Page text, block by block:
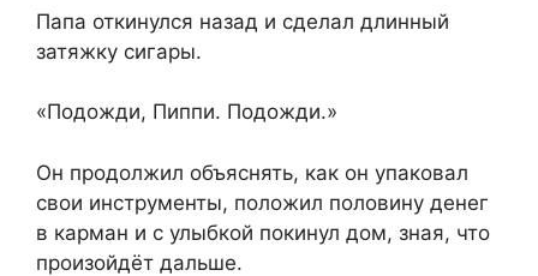
Папа откинулся назад и сделал длинный
затяжку сигары.
«Подожди, Пиппи. Подожди.»
Он продолжил объяснять, как он упаковал
свои инструменты, положил половину денег
в карман и с улыбкой покинул дом, зная, что
произойдёт дальше.